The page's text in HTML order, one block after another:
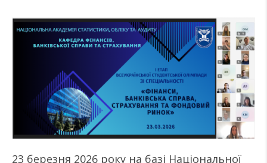
23 березня 2026 року на базі Національної